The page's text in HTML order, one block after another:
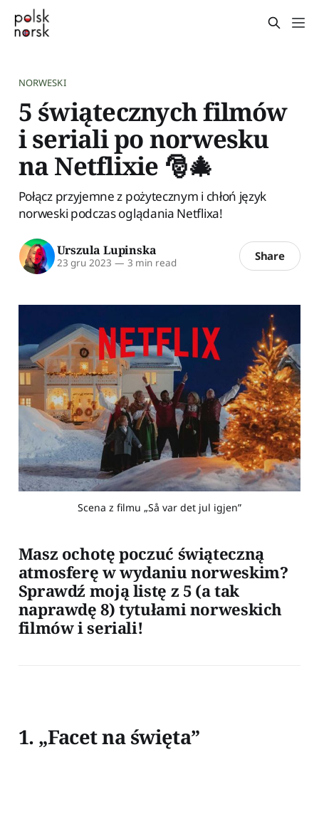
NORWESKI
5 świątecznych filmów
i seriali po norwesku
na Netflixie 🎅🎄
Połącz przyjemne z pożytecznym i chłoń język
norweski podczas oglądania Netflixa!
Urszula Lupinska
23 gru 2023 — 3 min read Share
Scena z filmu „Så var det jul igjen”
Masz ochotę poczuć świąteczną
atmosferę w wydaniu norweskim?
Sprawdź moją listę z 5 (a tak
naprawdę 8) tytułami norweskich
filmów i seriali!
1. „Facet na święta”